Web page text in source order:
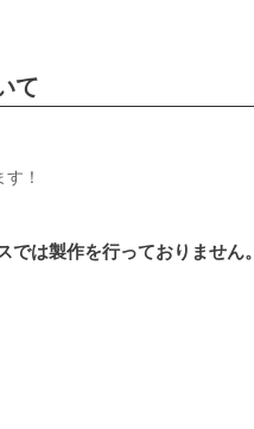
て
！
は製作を行っておりません。